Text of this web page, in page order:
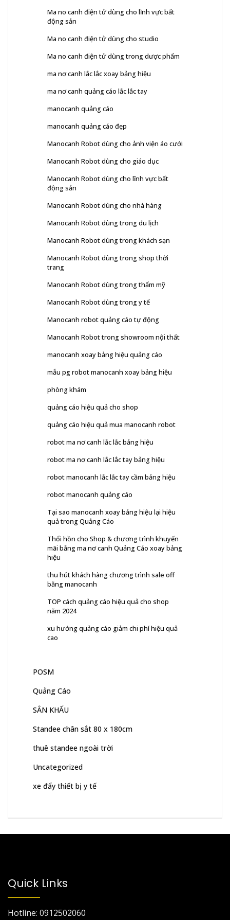
Ma no canh điện tử dùng cho lĩnh vực bất
động sản
Ma no canh điện tử dùng cho studio
Ma no canh điện tử dùng trong dược phẩm
ma nơ canh lắc lắc xoay bảng hiệu
ma nơ canh quảng cáo lắc lắc tay
manocanh quảng cáo
manocanh quảng cáo đẹp
Manocanh Robot dùng cho ảnh viện áo cưới
Manocanh Robot dùng cho giáo dục
Manocanh Robot dùng cho lĩnh vực bất
động sản
Manocanh Robot dùng cho nhà hàng
Manocanh Robot dùng trong du lịch
Manocanh Robot dùng trong khách sạn
Manocanh Robot dùng trong shop thời
trang
Manocanh Robot dùng trong thẩm mỹ
Manocanh Robot dùng trong y tế
Manocanh robot quảng cáo tự động
Manocanh Robot trong showroom nội thất
manocanh xoay bảng hiệu quảng cáo
mẫu pg robot manocanh xoay bảng hiệu
phòng khám
quảng cáo hiệu quả cho shop
quảng cáo hiệu quả mua manocanh robot
robot ma nơ canh lắc lắc bảng hiệu
robot ma nơ canh lắc lắc tay bảng hiệu
robot manocanh lắc lắc tay cầm bảng hiệu
robot manocanh quảng cáo
Tại sao manocanh xoay bảng hiệu lại hiệu
quả trong Quảng Cáo
Thổi hồn cho Shop & chương trình khuyến
mãi bằng ma nơ canh Quảng Cáo xoay bảng
hiệu
thu hút khách hàng chương trình sale off
bằng manocanh
TOP cách quảng cáo hiệu quả cho shop
năm 2024
xu hướng quảng cáo giảm chi phí hiệu quả
cao
POSM
Quảng Cáo
SÂN KHẤU
Standee chân sắt 80 x 180cm
thuê standee ngoài trời
Uncategorized
xe đẩy thiết bị y tế
Quick Links
Hotline: 0912502060